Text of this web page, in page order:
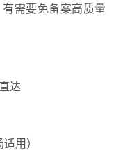
需要免备案高质量
达
用）